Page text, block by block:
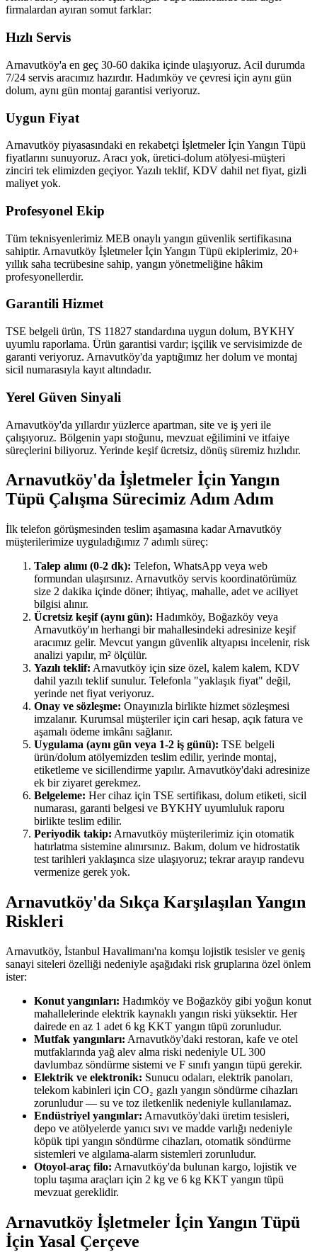
firmalardan ayıran somut farklar:
Hızlı Servis
Arnavutköy'a en geç 30-60 dakika içinde ulaşıyoruz. Acil durumda
7/24 servis aracımız hazırdır. Hadımköy ve çevresi için aynı gün
dolum, aynı gün montaj garantisi veriyoruz.
Uygun Fiyat
Arnavutköy piyasasındaki en rekabetçi İşletmeler İçin Yangın Tüpü
fiyatlarını sunuyoruz. Aracı yok, üretici-dolum atölyesi-müşteri
zinciri tek elimizden geçiyor. Yazılı teklif, KDV dahil net fiyat, gizli
maliyet yok.
Profesyonel Ekip
Tüm teknisyenlerimiz MEB onaylı yangın güvenlik sertifikasına
sahiptir. Arnavutköy İşletmeler İçin Yangın Tüpü ekiplerimiz, 20+
yıllık saha tecrübesine sahip, yangın yönetmeliğine hâkim
profesyonellerdir.
Garantili Hizmet
TSE belgeli ürün, TS 11827 standardına uygun dolum, BYKHY
uyumlu raporlama. Ürün garantisi vardır; işçilik ve servisimizde de
garanti veriyoruz. Arnavutköy'da yaptığımız her dolum ve montaj
sicil numarasıyla kayıt altındadır.
Yerel Güven Sinyali
Arnavutköy'da yıllardır yüzlerce apartman, site ve iş yeri ile
çalışıyoruz. Bölgenin yapı stoğunu, mevzuat eğilimini ve itfaiye
süreçlerini biliyoruz. Yerinde keşif ücretsiz, dönüş süremiz hızlıdır.
Arnavutköy'da İşletmeler İçin Yangın
Tüpü Çalışma Sürecimiz Adım Adım
İlk telefon görüşmesinden teslim aşamasına kadar Arnavutköy
müşterilerimize uyguladığımız 7 adımlı süreç:
Talep alımı (0-2 dk): Telefon, WhatsApp veya web
formundan ulaşırsınız. Arnavutköy servis koordinatörümüz
size 2 dakika içinde döner; ihtiyaç, mahalle, adet ve aciliyet
bilgisi alınır.
Ücretsiz keşif (aynı gün): Hadımköy, Boğazköy veya
Arnavutköy'ın herhangi bir mahallesindeki adresinize keşif
aracımız gelir. Mevcut yangın güvenlik altyapısı incelenir, risk
analizi yapılır, m² ölçülür.
Yazılı teklif: Arnavutköy için size özel, kalem kalem, KDV
dahil yazılı teklif sunulur. Telefonla "yaklaşık fiyat" değil,
yerinde net fiyat veriyoruz.
Onay ve sözleşme: Onayınızla birlikte hizmet sözleşmesi
imzalanır. Kurumsal müşteriler için cari hesap, açık fatura ve
aşamalı ödeme imkânı sağlanır.
Uygulama (aynı gün veya 1-2 iş günü): TSE belgeli
ürün/dolum atölyemizden teslim edilir, yerinde montaj,
etiketleme ve sicillendirme yapılır. Arnavutköy'daki adresinize
ek bir ziyaret gerekmez.
Belgeleme: Her cihaz için TSE sertifikası, dolum etiketi, sicil
numarası, garanti belgesi ve BYKHY uyumluluk raporu
birlikte teslim edilir.
Periyodik takip: Arnavutköy müşterilerimiz için otomatik
hatırlatma sistemine alınırsınız. Bakım, dolum ve hidrostatik
test tarihleri yaklaşınca size ulaşıyoruz; tekrar arayıp randevu
vermenize gerek yok.
Arnavutköy'da Sıkça Karşılaşılan Yangın
Riskleri
Arnavutköy, İstanbul Havalimanı'na komşu lojistik tesisler ve geniş
sanayi siteleri özelliği nedeniyle aşağıdaki risk gruplarına özel önlem
ister:
Konut yangınları: Hadımköy ve Boğazköy gibi yoğun konut
mahallelerinde elektrik kaynaklı yangın riski yüksektir. Her
dairede en az 1 adet 6 kg KKT yangın tüpü zorunludur.
Mutfak yangınları: Arnavutköy'daki restoran, kafe ve otel
mutfaklarında yağ alev alma riski nedeniyle UL 300
davlumbaz söndürme sistemi ve F sınıfı yangın tüpü gerekir.
Elektrik ve elektronik: Sunucu odaları, elektrik panoları,
telekom kabinleri için CO₂ gazlı yangın söndürme cihazları
zorunludur — su ve toz iletkenlik nedeniyle kullanılamaz.
Endüstriyel yangınlar: Arnavutköy'daki üretim tesisleri,
depo ve atölyelerde yanıcı sıvı ve madde varlığı nedeniyle
köpük tipi yangın söndürme cihazları, otomatik söndürme
sistemleri ve algılama-alarm sistemleri zorunludur.
Otoyol-araç filo: Arnavutköy'da bulunan kargo, lojistik ve
toplu taşıma araçları için 2 kg ve 6 kg KKT yangın tüpü
mevzuat gereklidir.
Arnavutköy İşletmeler İçin Yangın Tüpü
İçin Yasal Çerçeve